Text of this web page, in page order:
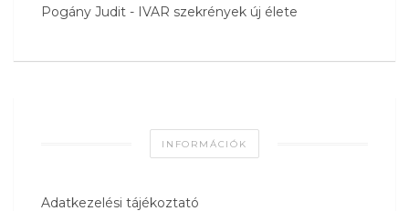
Pogány Judit - IVAR szekrények új élete
INFORMÁCIÓK
Adatkezelési tájékoztató